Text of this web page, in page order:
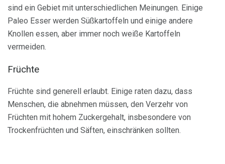
sind ein Gebiet mit unterschiedlichen Meinungen. Einige
Paleo Esser werden Süßkartoffeln und einige andere
Knollen essen, aber immer noch weiße Kartoffeln
vermeiden.
Früchte
Früchte sind generell erlaubt. Einige raten dazu, dass
Menschen, die abnehmen müssen, den Verzehr von
Früchten mit hohem Zuckergehalt, insbesondere von
Trockenfrüchten und Säften, einschränken sollten.